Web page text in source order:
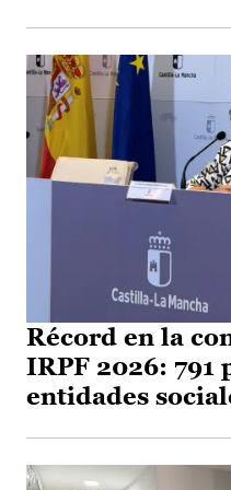
Récord en la
IRPF 2026: 791
entidades